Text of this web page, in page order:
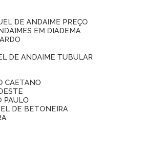
DE ANDAIME PREÇO
EM DIADEMA
DE ANDAIME TUBULAR
CAETANO
PAULO
DE BETONEIRA